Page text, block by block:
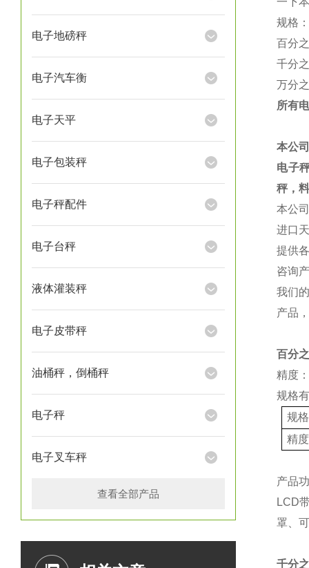
电子地磅秤
电子汽车衡
电子天平
电子包装秤
电子秤配件
电子台秤
液体灌装秤
电子皮带秤
油桶秤，倒桶秤
电子秤
电子叉车秤
查看全部产品
规格
百分
千分
万分
所有
本公
电子
秤，
本公
进口
提供
咨询
我们
产品
百分
精度
规格
规格
精度
产品
LCD
罩、
千分